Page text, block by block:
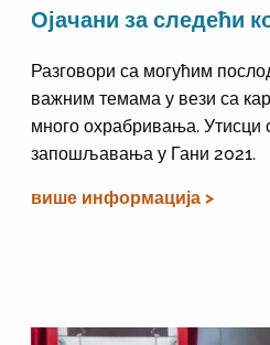
Ојачани за следећи
Разговори са могућим
важним темама у вези са
много охрабривања. Утисци
запошљавања у Гани 2021.
више информација >